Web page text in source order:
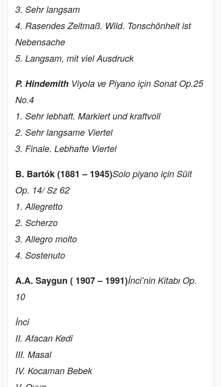
3. Sehr langsam
4. Rasendes Zeitmaß. Wild. Tonschönheit ist
Nebensache
5. Langsam, mit viel Ausdruck
P. Hindemith Viyola ve Piyano için Sonat Op.25
No.4
1. Sehr lebhaft. Markiert und kraftvoll
2. Sehr langsame Viertel
3. Finale. Lebhafte Viertel
B. Bartók (1881 – 1945)Solo piyano için Süit
Op. 14/ Sz 62
1. Allegretto
2. Scherzo
3. Allegro molto
4. Sostenuto
A.A. Saygun ( 1907 – 1991)İnci’nin Kitabı Op.
10
İnci
II. Afacan Kedi
III. Masal
IV. Kocaman Bebek